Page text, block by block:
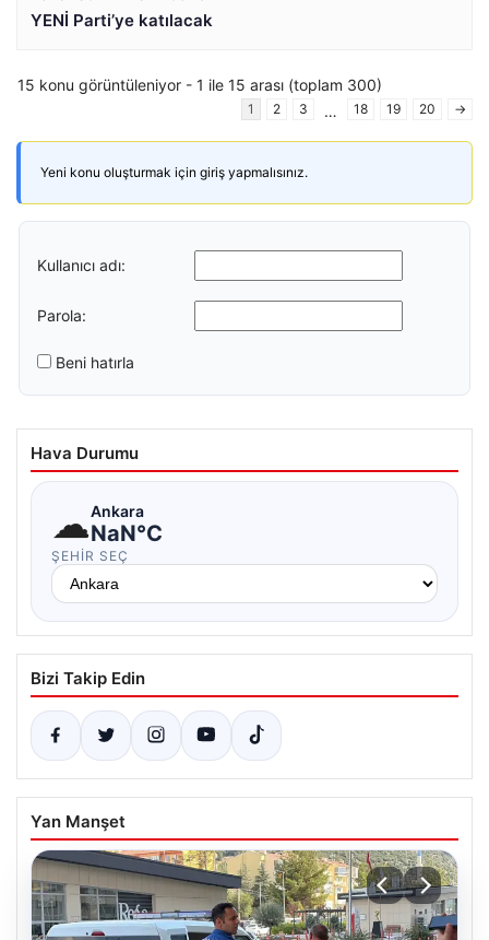
YENİ Parti’ye katılacak
15 konu görüntüleniyor - 1 ile 15 arası (toplam 300)
1 2 3 … 18 19 20 →
Yeni konu oluşturmak için giriş yapmalısınız.
Kullanıcı adı:
Parola:
Beni hatırla
Hava Durumu
☁Ankara
NaN°C
ŞEHIR SEÇ
Bizi Takip Edin
Yan Manşet